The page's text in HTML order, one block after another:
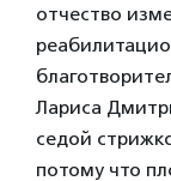
отчество
Лариса
седой
потому что